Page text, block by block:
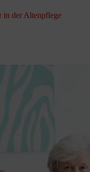
in der Altenpflege